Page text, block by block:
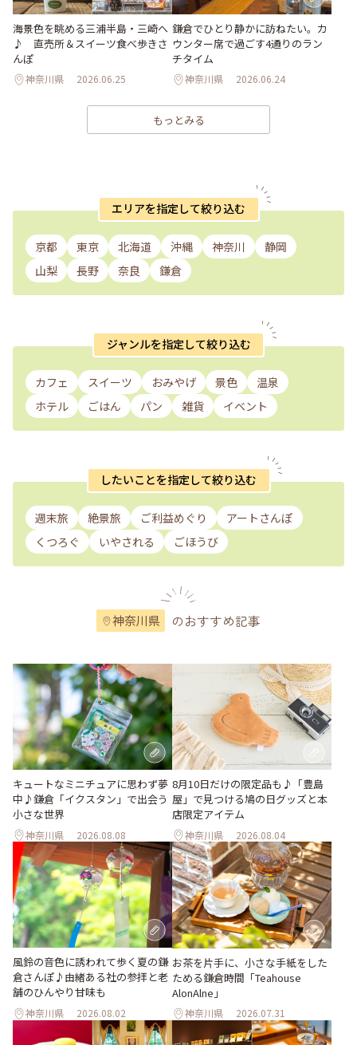
海景色を眺める三浦半島・三崎へ
♪ 直売所＆スイーツ食べ歩きさ
んぽ
神奈川県 2026.06.25
鎌倉でひとり静かに訪ねたい。カ
ウンター席で過ごす4通りのラン
チタイム
神奈川県 2026.06.24
もっとみる
エリアを指定して絞り込む
京都 東京 北海道 沖縄 神奈川
静岡
山梨
長野 奈良 鎌倉
ジャンルを指定して絞り込む
カフェ スイーツ おみやげ 景色
温泉
ホテル
ごはん パン 雑貨 イベント
したいことを指定して絞り込む
週末旅 絶景旅 ご利益めぐり
アートさんぽ
くつろぐ
いやされる ごほうび
神奈川県 のおすすめ記事
キュートなミニチュアに思わず夢
中♪鎌倉「イクスタン」で出会う
小さな世界
神奈川県 2026.08.08
8月10日だけの限定品も♪「豊島
屋」で見つける鳩の日グッズと本
店限定アイテム
神奈川県 2026.08.04
風鈴の音色に誘われて歩く夏の鎌
倉さんぽ♪由緒ある社の参拝と老
舗のひんやり甘味も
神奈川県 2026.08.02
お茶を片手に、小さな手紙をした
ためる鎌倉時間「Teahouse
AlonAlne」
神奈川県 2026.07.31